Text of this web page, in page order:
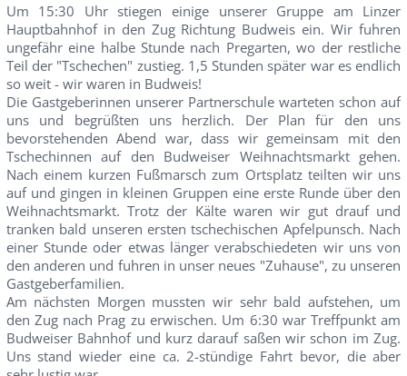
Um 15:30 Uhr stiegen einige unserer Gruppe am Linzer
Hauptbahnhof in den Zug Richtung Budweis ein. Wir fuhren
ungefähr eine halbe Stunde nach Pregarten, wo der restliche
Teil der "Tschechen" zustieg. 1,5 Stunden später war es endlich
so weit - wir waren in Budweis!
Die Gastgeberinnen unserer Partnerschule warteten schon auf
uns und begrüßten uns herzlich. Der Plan für den uns
bevorstehenden Abend war, dass wir gemeinsam mit den
Tschechinnen auf den Budweiser Weihnachtsmarkt gehen.
Nach einem kurzen Fußmarsch zum Ortsplatz teilten wir uns
auf und gingen in kleinen Gruppen eine erste Runde über den
Weihnachtsmarkt. Trotz der Kälte waren wir gut drauf und
tranken bald unseren ersten tschechischen Apfelpunsch. Nach
einer Stunde oder etwas länger verabschiedeten wir uns von
den anderen und fuhren in unser neues "Zuhause", zu unseren
Gastgeberfamilien.
Am nächsten Morgen mussten wir sehr bald aufstehen, um
den Zug nach Prag zu erwischen. Um 6:30 war Treffpunkt am
Budweiser Bahnhof und kurz darauf saßen wir schon im Zug.
Uns stand wieder eine ca. 2-stündige Fahrt bevor, die aber